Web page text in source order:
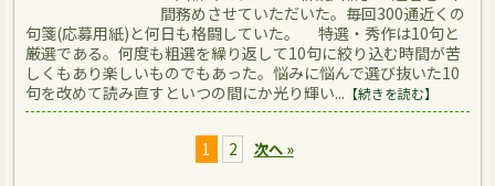
間務めさせていただいた。毎回300通近くの
句箋(応募用紙)と何日も格闘していた。 特選・秀作は10句と
厳選である。何度も粗選を繰り返して10句に絞り込む時間が苦
しくもあり楽しいものでもあった。悩みに悩んで選び抜いた10
句を改めて読み直すといつの間にか光り輝い... 【続きを読む】
1 2 次へ »